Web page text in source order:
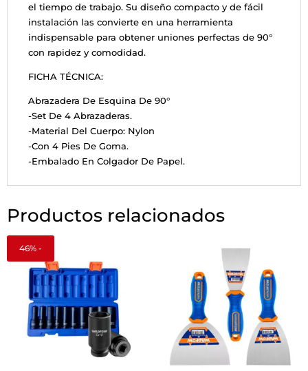
el tiempo de trabajo. Su diseño compacto y de fácil
instalación las convierte en una herramienta
indispensable para obtener uniones perfectas de 90°
con rapidez y comodidad.
FICHA TÉCNICA:
Abrazadera De Esquina De 90°
-Set De 4 Abrazaderas.
-Material Del Cuerpo: Nylon
-Con 4 Pies De Goma.
-Embalado En Colgador De Papel.
Productos relacionados
46% -